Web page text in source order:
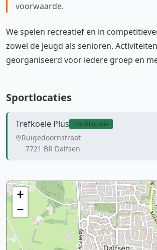
voorwaarde.
We spelen recreatief en in
zowel de jeugd als senioren.
georganiseerd voor iedere groep en
Sportlocaties
Trefkoele Plus Hoofdlocatie
Ruigedoornstraat
7721 BR Dalfsen
+
−